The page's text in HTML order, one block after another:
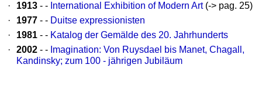
·
1913 - - International Exhibition of Modern Art(-> pag. 25)
·
1977 - - Duitse expressionisten
·
1981 - - Katalog der Gemälde des 20. Jahrhunderts
·
2002 - - Imagination: Von Ruysdael bis Manet, Chagall,
Kandinsky; zum 100 - jährigen Jubiläum